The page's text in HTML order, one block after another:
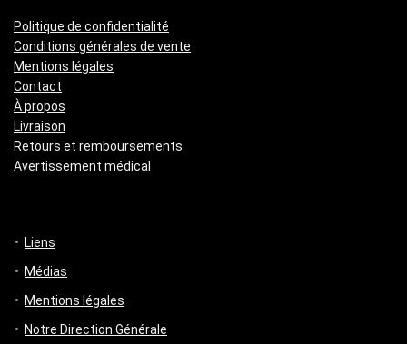
Politique de confidentialité
Conditions générales de vente
Mentions légales
Contact
À propos
Livraison
Retours et remboursements
Avertissement médical
Liens
Médias
Mentions légales
Notre Direction Générale